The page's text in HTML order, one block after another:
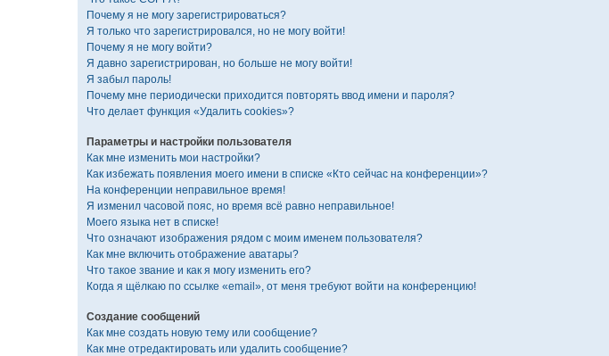
Почему я не могу зарегистрироваться?
Я только что зарегистрировался, но не могу войти!
Почему я не могу войти?
Я давно зарегистрирован, но больше не могу войти!
Я забыл пароль!
Почему мне периодически приходится повторять ввод имени и пароля?
Что делает функция «Удалить cookies»?
Параметры и настройки пользователя
Как мне изменить мои настройки?
Как избежать появления моего имени в списке «Кто сейчас на конференции»?
На конференции неправильное время!
Я изменил часовой пояс, но время всё равно неправильное!
Моего языка нет в списке!
Что означают изображения рядом с моим именем пользователя?
Как мне включить отображение аватары?
Что такое звание и как я могу изменить его?
Когда я щёлкаю по ссылке «email», от меня требуют войти на конференцию!
Создание сообщений
Как мне создать новую тему или сообщение?
Как мне отредактировать или удалить сообщение?